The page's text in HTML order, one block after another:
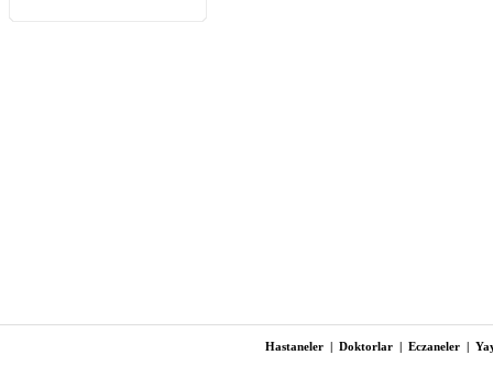
Hastaneler | Doktorlar | Eczaneler |